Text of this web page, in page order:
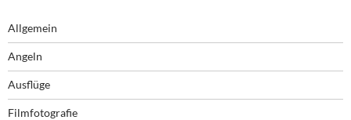
Allgemein
Angeln
Ausflüge
Filmfotografie